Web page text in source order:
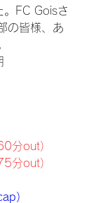
。FC Goisさ
の皆様、あ
分out）
分out）
）